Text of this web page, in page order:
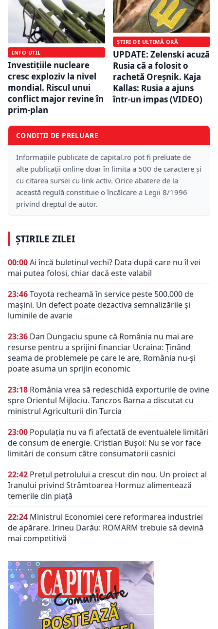
INFO UTIL
Investițiile nucleare
cresc exploziv la nivel
mondial. Riscul unui
conflict major revine în
prim-plan
ȘTIRI DE ULTIMĂ ORĂ
UPDATE: Zelenski acuză
Rusia că a folosit o
rachetă Oreşnik. Kaja
Kallas: Rusia a ajuns
într-un impas (VIDEO)
CONDIȚII DE PRELUARE
Informațiile publicate de capital.ro pot fi preluate de
alte publicații online doar în limita a 500 de caractere și
cu citarea sursei cu link activ. Orice abatere de la
această regulă constituie o încălcare a Legii 8/1996
privind dreptul de autor.
ȘTIRILE ZILEI
00:00Ai încă buletinul vechi? Data după care nu îl vei
mai putea folosi, chiar dacă este valabil
23:46Toyota recheamă în service peste 500.000 de
mașini. Un defect poate dezactiva semnalizările și
luminile de avarie
23:36 Dan Dungaciu spune că România nu mai are
resurse pentru a sprijini financiar Ucraina: Ținând
seama de problemele pe care le are, România nu-și
poate asuma un sprijin economic
23:18 România vrea să redeschidă exporturile de ovine
spre Orientul Mijlociu. Tanczos Barna a discutat cu
ministrul Agriculturii din Turcia
23:00 Populația nu va fi afectată de eventualele limitări
de consum de energie. Cristian Bușoi: Nu se vor face
limitări de consum către consumatorii casnici
22:42 Prețul petrolului a crescut din nou. Un proiect al
Iranului privind Strâmtoarea Hormuz alimentează
temerile din piață
22:24 Ministrul Economiei cere reformarea industriei
de apărare. Irineu Darău: ROMARM trebuie să devină
mai competitivă